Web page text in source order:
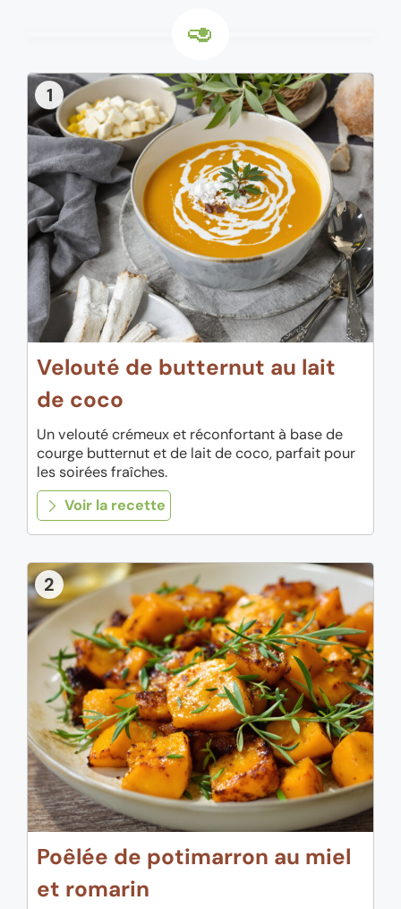
1
Velouté de butternut au lait
de coco
Un velouté crémeux et réconfortant à base de
courge butternut et de lait de coco, parfait pour
les soirées fraîches.
Voir la recette
2
Poêlée de potimarron au miel
et romarin